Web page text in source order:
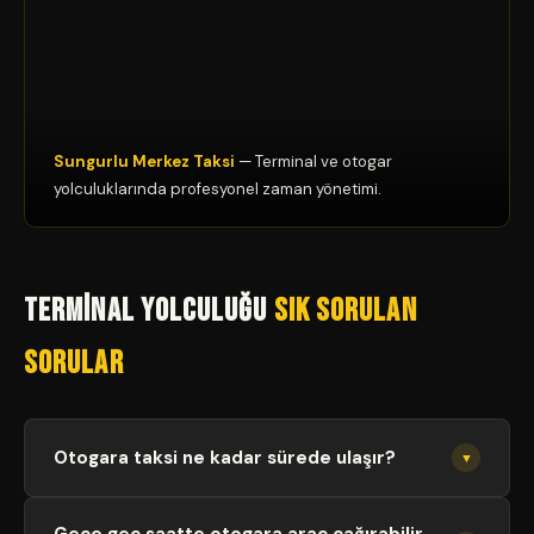
Sungurlu Merkez Taksi — Terminal ve otogar
yolculuklarında profesyonel zaman yönetimi.
Terminal Yolculuğu Sık Sorulan
Sorular
Otogara taksi ne kadar sürede ulaşır? ▼